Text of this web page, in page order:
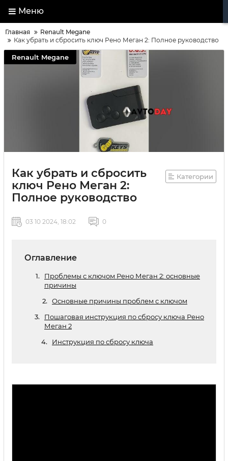
Меню
Главная
Renault Megane
Как убрать и сбросить ключ Рено Меган 2: Полное руководство
Renault Megane
Как убрать и сбросить
ключ Рено Меган 2:
Полное руководство
Категории
03 10 2024, 18:02 0
Оглавление
Проблемы с ключом Рено Меган 2: основные
причины
Основные причины проблем с ключом
Пошаговая инструкция по сбросу ключа Рено
Меган 2
Инструкция по сбросу ключа